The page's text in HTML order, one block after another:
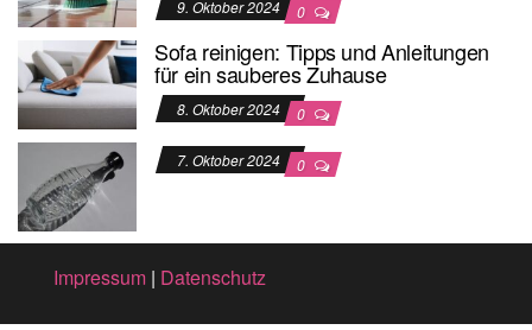
9. Oktober 2024 0
Sofa reinigen: Tipps und Anleitungen
für ein sauberes Zuhause
8. Oktober 2024 0
7. Oktober 2024 0
Impressum | Datenschutz